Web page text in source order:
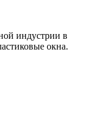
индустрии в
окна.